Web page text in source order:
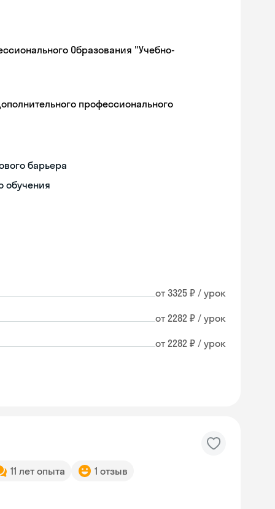
Образования "Учебно-
профессионального
барьера
обучения
от 3325 ₽ / урок
от 2282 ₽ / урок
от 2282 ₽ / урок
11 лет опыта 1 отзыв